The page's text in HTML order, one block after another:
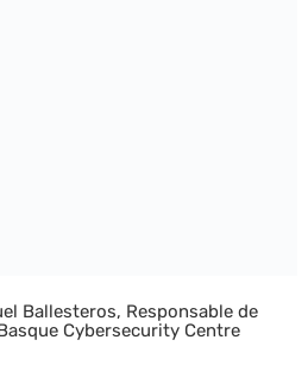
Ballesteros, Responsable de
Cybersecurity Centre